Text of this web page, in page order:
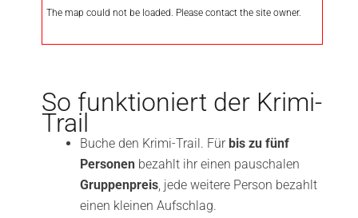
The map could not be loaded. Please contact the site owner.
So funktioniert der Krimi-
Trail
Buche den Krimi-Trail. Für bis zu fünf
Personen bezahlt ihr einen pauschalen
Gruppenpreis, jede weitere Person bezahlt
einen kleinen Aufschlag.